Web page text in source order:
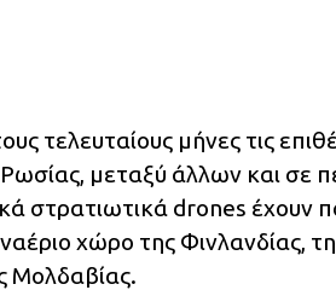
τελευταίους μήνες τις
μεταξύ άλλων και σε
στρατιωτικά drones έχουν
χώρο της Φινλανδίας,
Μολδαβίας.